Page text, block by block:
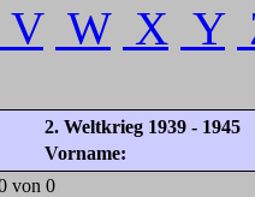
V W X Y
2. Weltkrieg 1939 - 1945
Vorname:
von 0